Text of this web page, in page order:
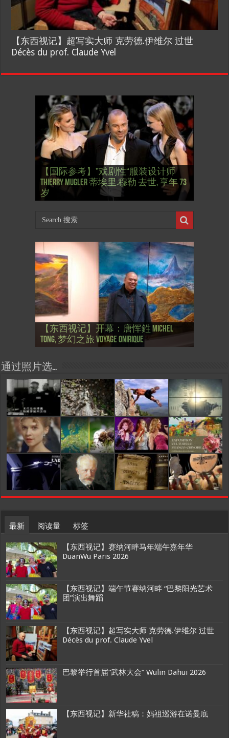
【东西视记】超写实大师 克劳德.伊维尔 过世
Décès du prof. Claude Yvel
【国际参考】俄罗斯：2022 红场阅兵
式 Russian Victory Day
【国际参考】”戏剧性“服装设计师
Thierry Mugler 蒂埃里.穆勒 去世, 享年 73
岁
【国际参考】海湖庄园: Xi & Trump 内幕
Mar-a-Lago leak
【东西视记】1937年的毕加索, 海明威,
肯尼迪 1937 – La fin de l’innocence (2/2)
【东西视记】1937年的毕加索, 海明威,
肯尼迪 1937 – La fin de l’innocence (1/2)
【东西视记】1961年4月12日 尤里·加加
林 成为第一“太空人”
【东西视记】圆满闭幕: 梦幻之旅
Voyage onirique
【东西视记】开幕：唐恽鉎 Michel
Tong, 梦幻之旅 Voyage onirique
【东西视记】展讯：唐恽鉎 Michel
Tong, 梦幻之旅 Voyage onirique
【跨年晚会】祝各位 佳年快乐 Bonne
année 2023, Le feu d’artifice de Paris
【一画一故事】唐恽鉎 Michel Tong One
Painting One Story
【一画一故事】林象元 Lin XiangYuan One
Painting One Story
【国际参考】芭蕾舞: 天鹅湖 乌克兰
大剧院版 Le lac des cygnes – Opéra national
d’Ukraine
【国际参考】巴黎政府举行“新年晚
会” Soirée musicale à la mairie du 13e le 8
Février
【国际参考】巴黎“艺术之都”展将于2
月12日揭幕 Art Capital s’ouvre le 12 Février
【东西视记】法国电影: “中国人占领
巴黎”，一种法国幽默与“预言” Les
chinois à Paris de J.Yanne
【东西视记】时装秀：巴黎时装界
的“顽童”与“不屈者” John Galliano le
surdoué de la mode
【东西视记】法国“复兴会”式【艺术
桥展】 Expo. que “RENAISSANCE” aurait pu
organiser
通过照片选…
最新 阅读量 标签
【东西视记】赛纳河畔马年端午嘉年华
DuanWu Paris 2026
【东西视记】端午节赛纳河畔 “巴黎阳光艺术
团”演出舞蹈
【东西视记】超写实大师 克劳德.伊维尔 过世
Décès du prof. Claude Yvel
巴黎举行首届“武林大会” Wulin Dahui 2026
【东西视记】新华社稿：妈祖巡游在诺曼底